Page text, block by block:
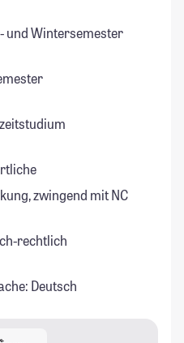
und Wintersemester
zwingend mit NC
rechtlich
Deutsch